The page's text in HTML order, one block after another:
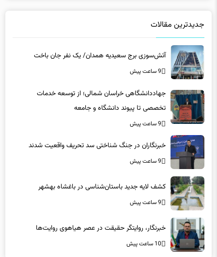
آتش‌سوزی برج سعیدیه همدان/ یک نفر جان باخت
9 ساعت پیش
تخصصی تا پیوند دانشگاه و جامعه
9 ساعت پیش
9 ساعت پیش
9 ساعت پیش
10 ساعت پیش